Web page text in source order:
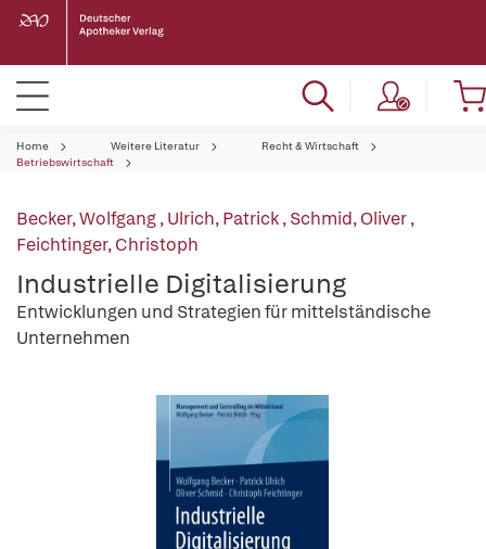
Home Weitere Literatur
Recht & Wirtschaft
Betriebswirtschaft
Becker, Wolfgang,Ulrich, Patrick,Schmid, Oliver,
Feichtinger, Christoph
Industrielle Digitalisierung
Entwicklungen und Strategien für mittelständische
Unternehmen